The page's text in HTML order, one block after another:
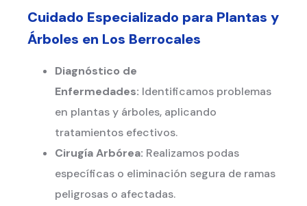
Cuidado Especializado para Plantas y
Árboles en Los Berrocales
Diagnóstico de
Enfermedades: Identificamos problemas
en plantas y árboles, aplicando
tratamientos efectivos.
Cirugía Arbórea: Realizamos podas
específicas o eliminación segura de ramas
peligrosas o afectadas.